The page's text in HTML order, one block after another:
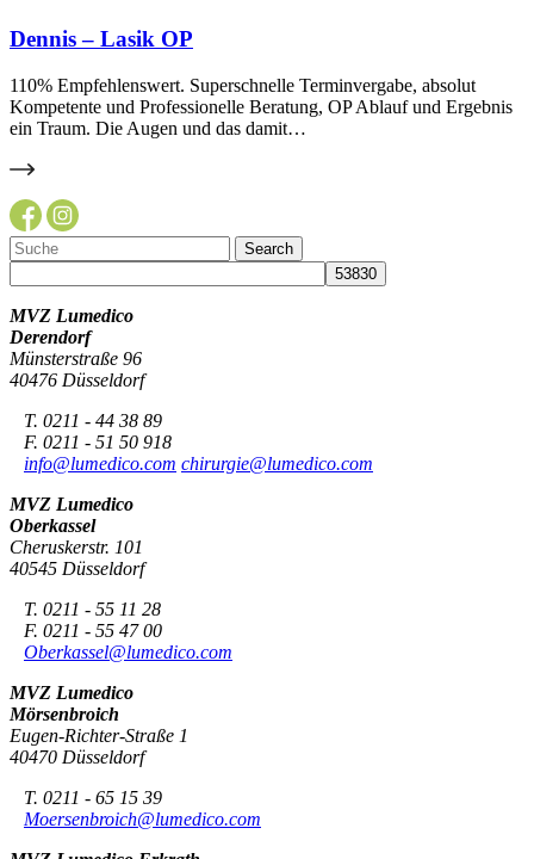
Dennis – Lasik OP
110% Empfehlenswert. Superschnelle Terminvergabe, absolut
Kompetente und Professionelle Beratung, OP Ablauf und Ergebnis
ein Traum. Die Augen und das damit…
MVZ Lumedico
Derendorf
Münsterstraße 96
40476 Düsseldorf
T. 0211 - 44 38 89
F. 0211 - 51 50 918
info@lumedico.com chirurgie@lumedico.com
MVZ Lumedico
Oberkassel
Cheruskerstr. 101
40545 Düsseldorf
T. 0211 - 55 11 28
F. 0211 - 55 47 00
Oberkassel@lumedico.com
MVZ Lumedico
Mörsenbroich
Eugen-Richter-Straße 1
40470 Düsseldorf
T. 0211 - 65 15 39
Moersenbroich@lumedico.com